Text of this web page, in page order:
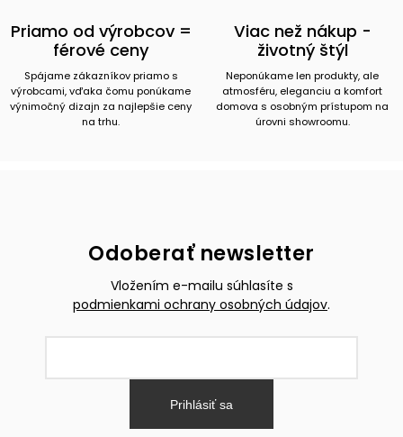
Priamo od výrobcov =
férové ceny
Spájame zákazníkov priamo s
výrobcami, vďaka čomu ponúkame
výnimočný dizajn za najlepšie ceny
na trhu.
Viac než nákup -
životný štýl
Neponúkame len produkty, ale
atmosféru, eleganciu a komfort
domova s osobným prístupom na
úrovni showroomu.
Odoberať newsletter
Vložením e-mailu súhlasíte s
podmienkami ochrany osobných údajov.
Prihlásiť sa